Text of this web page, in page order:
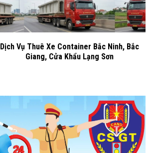
Dịch Vụ Thuê Xe Container Bắc Ninh, Bắc
Giang, Cửa Khẩu Lạng Sơn